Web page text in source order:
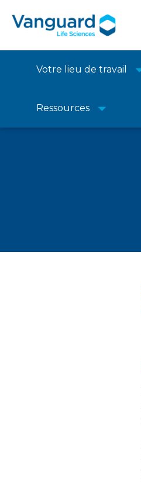
Votre lieu de travail
Ressources
Maison > Études de cas